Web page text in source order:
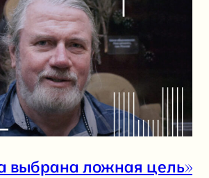
выбрана ложная цель»